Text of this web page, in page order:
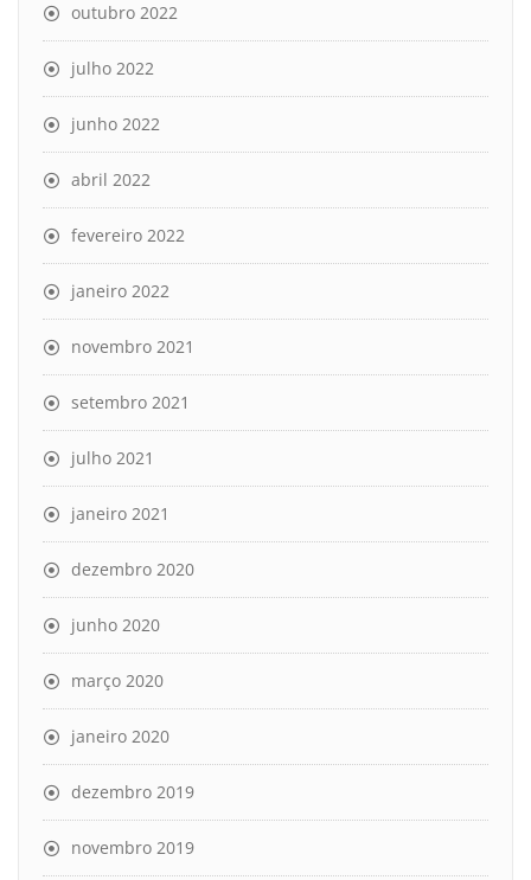
outubro 2022
julho 2022
junho 2022
abril 2022
fevereiro 2022
janeiro 2022
novembro 2021
setembro 2021
julho 2021
janeiro 2021
dezembro 2020
junho 2020
março 2020
janeiro 2020
dezembro 2019
novembro 2019